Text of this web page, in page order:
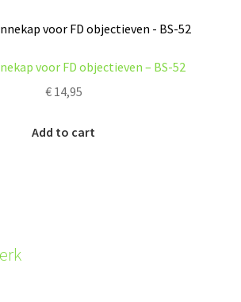
voor FD objectieven – BS-52
€14,95
Add to cart